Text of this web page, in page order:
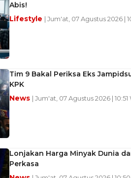
Abis!
Lifestyle | Jum'at, 07 Agustus 2026 |
Tim 9 Bakal Periksa Eks
KPK
News | Jum'at, 07 Agustus 2026 | 10:51
Lonjakan Harga Minyak Dunia
Perkasa